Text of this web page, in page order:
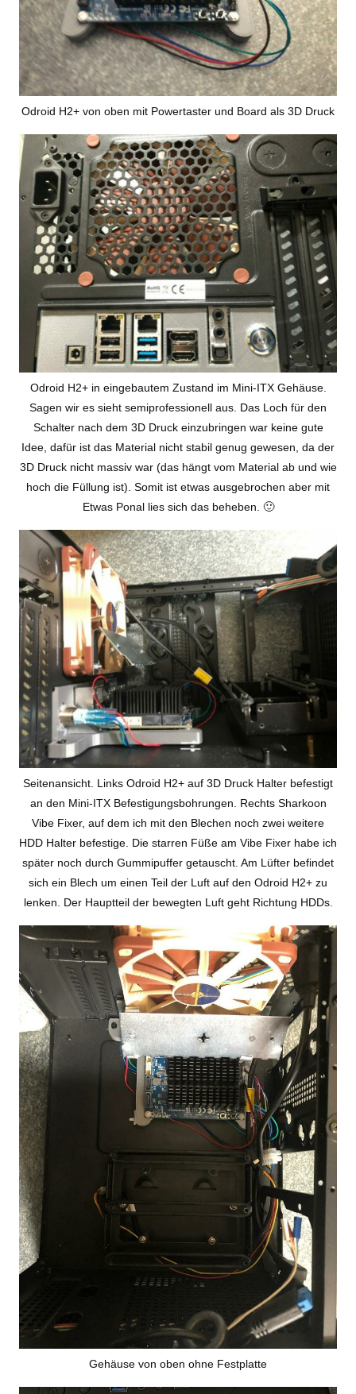
Odroid H2+ von oben mit Powertaster und Board als 3D Druck
Odroid H2+ in eingebautem Zustand im Mini-ITX Gehäuse.
Sagen wir es sieht semiprofessionell aus. Das Loch für den
Schalter nach dem 3D Druck einzubringen war keine gute
Idee, dafür ist das Material nicht stabil genug gewesen, da der
3D Druck nicht massiv war (das hängt vom Material ab und wie
hoch die Füllung ist). Somit ist etwas ausgebrochen aber mit
Etwas Ponal lies sich das beheben. 🙂
Seitenansicht. Links Odroid H2+ auf 3D Druck Halter befestigt
an den Mini-ITX Befestigungsbohrungen. Rechts Sharkoon
Vibe Fixer, auf dem ich mit den Blechen noch zwei weitere
HDD Halter befestige. Die starren Füße am Vibe Fixer habe ich
später noch durch Gummipuffer getauscht. Am Lüfter befindet
sich ein Blech um einen Teil der Luft auf den Odroid H2+ zu
lenken. Der Hauptteil der bewegten Luft geht Richtung HDDs.
Gehäuse von oben ohne Festplatte